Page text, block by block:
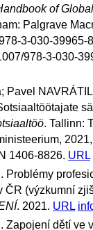
of
Palgrave
3-030-39965-
978-3-030-
Pavel
. Tallinn:
1406-8826. URL
Problémy
ČR (výzkumní
. 2021. URL
Zapojení dětí ve